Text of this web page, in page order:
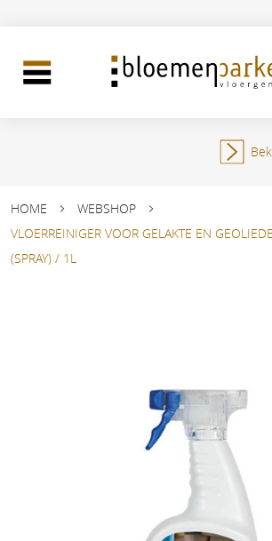
HOME
WEBSHOP
VLOERREINIGER VOOR GELAKTE EN
(SPRAY) / 1L